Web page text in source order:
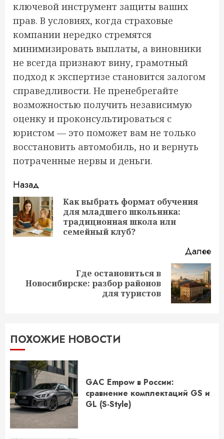
ключевой инструмент защиты ваших
прав. В условиях, когда страховые
компании нередко стремятся
минимизировать выплаты, а виновники
не всегда признают вину, грамотный
подход к экспертизе становится залогом
справедливости. Не пренебрегайте
возможностью получить независимую
оценку и проконсультироваться с
юристом — это поможет вам не только
восстановить автомобиль, но и вернуть
потраченные нервы и деньги.
Продолжить
чтение
Назад
Как выбрать формат обучения
для младшего школьника:
традиционная школа или
семейный клуб?
Далее
Следующая
Где остановиться в
Новосибирске: разбор районов
для туристов
ПОХОЖИЕ НОВОСТИ
GAC Empow в России:
сравнение комплектаций GS и
GL (S-Style)